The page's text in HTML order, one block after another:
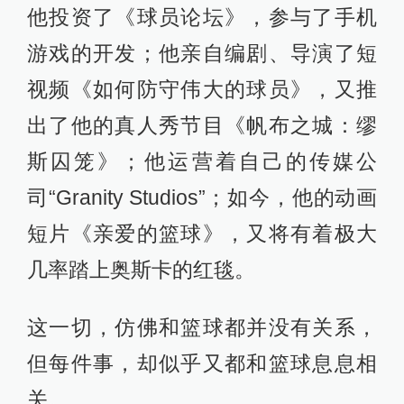
他投资了《球员论坛》，参与了手机
游戏的开发；他亲自编剧、导演了短
视频《如何防守伟大的球员》，又推
出了他的真人秀节目《帆布之城：缪
斯囚笼》；他运营着自己的传媒公
司“Granity Studios”；如今，他的动画
短片《亲爱的篮球》，又将有着极大
几率踏上奥斯卡的红毯。
这一切，仿佛和篮球都并没有关系，
但每件事，却似乎又都和篮球息息相
关。